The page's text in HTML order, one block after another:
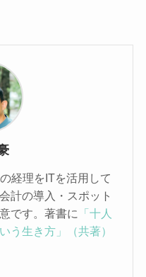
経理をITを活用して
計の導入・スポット
です。著書に
「十人
う生き方」（共著）